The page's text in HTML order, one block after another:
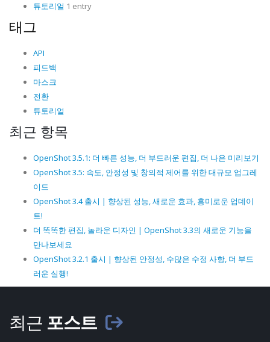
튜토리얼 1 entry
태그
API
피드백
마스크
전환
튜토리얼
최근 항목
OpenShot 3.5.1: 더 빠른 성능, 더 부드러운 편집, 더 나은 미리보기
OpenShot 3.5: 속도, 안정성 및 창의적 제어를 위한 대규모 업그레
이드
OpenShot 3.4 출시 | 향상된 성능, 새로운 효과, 흥미로운 업데이
트!
더 똑똑한 편집, 놀라운 디자인 | OpenShot 3.3의 새로운 기능을
만나보세요
OpenShot 3.2.1 출시 | 향상된 안정성, 수많은 수정 사항, 더 부드
러운 실행!
최근 포스트